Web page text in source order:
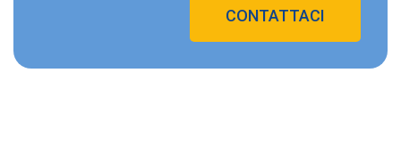
CONTATTACI